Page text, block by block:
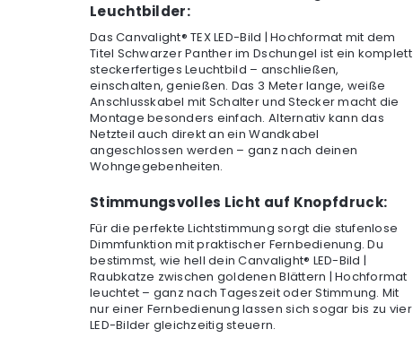
Leuchtbilder:
Das Canvalight® TEX LED-Bild | Hochformat mit dem
Titel Schwarzer Panther im Dschungel ist ein komplett
steckerfertiges Leuchtbild – anschließen,
einschalten, genießen. Das 3 Meter lange, weiße
Anschlusskabel mit Schalter und Stecker macht die
Montage besonders einfach. Alternativ kann das
Netzteil auch direkt an ein Wandkabel
angeschlossen werden – ganz nach deinen
Wohngegebenheiten.
Stimmungsvolles Licht auf Knopfdruck:
Für die perfekte Lichtstimmung sorgt die stufenlose
Dimmfunktion mit praktischer Fernbedienung. Du
bestimmst, wie hell dein Canvalight® LED-Bild |
Raubkatze zwischen goldenen Blättern | Hochformat
leuchtet – ganz nach Tageszeit oder Stimmung. Mit
nur einer Fernbedienung lassen sich sogar bis zu vier
LED-Bilder gleichzeitig steuern.